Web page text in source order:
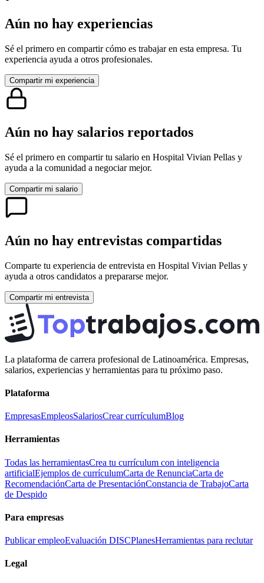
Aún no hay experiencias
Sé el primero en compartir cómo es trabajar en esta empresa. Tu
experiencia ayuda a otros profesionales.
Compartir mi experiencia
Aún no hay salarios reportados
Sé el primero en compartir tu salario en Hospital Vivian Pellas y
ayuda a la comunidad a negociar mejor.
Compartir mi salario
Aún no hay entrevistas compartidas
Comparte tu experiencia de entrevista en Hospital Vivian Pellas y
ayuda a otros candidatos a prepararse mejor.
Compartir mi entrevista
La plataforma de carrera profesional de Latinoamérica. Empresas,
salarios, experiencias y herramientas para tu próximo paso.
Plataforma
EmpresasEmpleosSalariosCrear currículumBlog
Herramientas
Todas las herramientasCrea tu currículum con inteligencia
artificialEjemplos de currículumCarta de RenunciaCarta de
RecomendaciónCarta de PresentaciónConstancia de TrabajoCarta
de Despido
Para empresas
Publicar empleoEvaluación DISCPlanesHerramientas para reclutar
Legal